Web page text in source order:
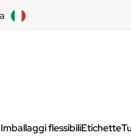
Imballaggi flessibiliEtichette